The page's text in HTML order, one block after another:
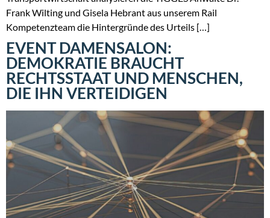
Frank Wilting und Gisela Hebrant aus unserem Rail
Kompetenzteam die Hintergründe des Urteils […]
EVENT DAMENSALON:
DEMOKRATIE BRAUCHT
RECHTSSTAAT UND MENSCHEN,
DIE IHN VERTEIDIGEN